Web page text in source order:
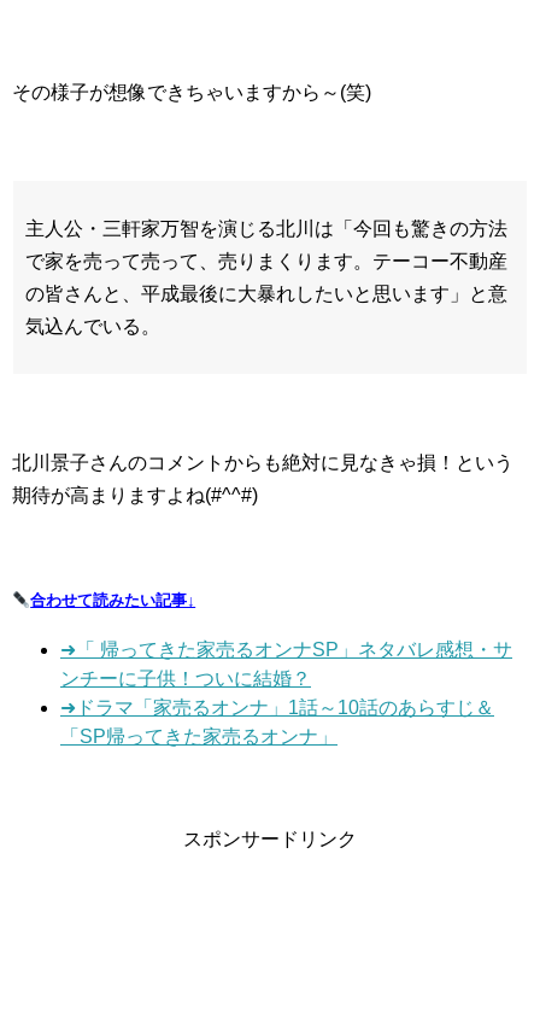
その様子が想像できちゃいますから～(笑)
主人公・三軒家万智を演じる北川は「今回も驚きの方法
で家を売って売って、売りまくります。テーコー不動産
の皆さんと、平成最後に大暴れしたいと思います」と意
気込んでいる。
北川景子さんのコメントからも絶対に見なきゃ損！という
期待が高まりますよね(#^^#)
合わせて読みたい記事↓
➜「 帰ってきた家売るオンナSP」ネタバレ感想・サ
ンチーに子供！ついに結婚？
➜ドラマ「家売るオンナ」1話～10話のあらすじ＆
「SP帰ってきた家売るオンナ」
スポンサードリンク